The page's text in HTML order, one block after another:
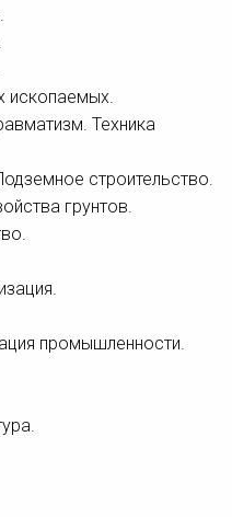
ископаемых.
Техника
строительство.
грунтов.
промышленности.